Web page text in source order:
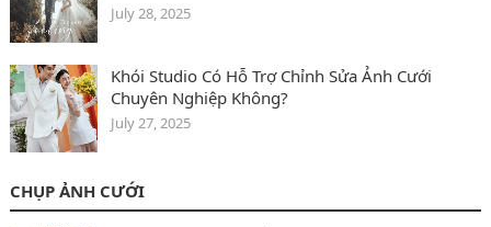
July 28, 2025
Khói Studio Có Hỗ Trợ Chỉnh Sửa Ảnh Cưới
Chuyên Nghiệp Không?
July 27, 2025
CHỤP ẢNH CƯỚI